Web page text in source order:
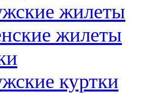
жилеты
жилеты
куртки